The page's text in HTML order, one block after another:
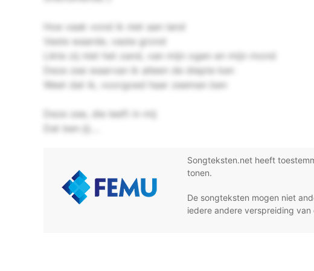
Hoe vaak vond ik niet aan land
Vaste waarde, vaste grond
Likte zij niet het zand, van mijn ogen en mijn mond
Deze zee waarvan ik alleen de diepte ken
Weet dat ik, voorgoed haar zeeman ben
Deze zee, die leeft in mij
Dat ben jij….
Songteksten.net heeft
tonen.
De songteksten mogen niet
iedere andere verspreiding